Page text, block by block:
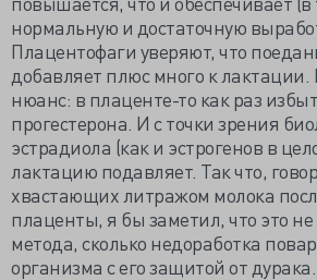
нормальную и достаточную
Плацентофаги уверяют, что
добавляет плюс много к лактации.
нюанс: в плаценте-то как раз
прогестерона. И с точки зрения
эстрадиола (как и эстрогенов в
лактацию подавляет. Так что,
хвастающих литражом молока
плаценты, я бы заметил, что это не
метода, сколько недоработка
организма с его защитой от дурака.